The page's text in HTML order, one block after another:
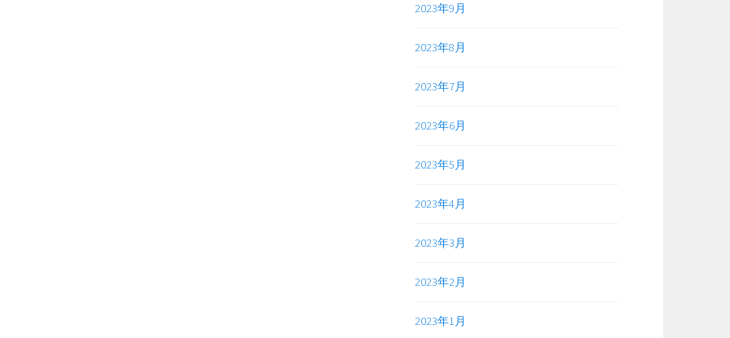
2023年9月
2023年8月
2023年7月
2023年6月
2023年5月
2023年4月
2023年3月
2023年2月
2023年1月